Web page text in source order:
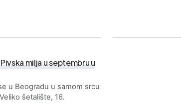
milja u septembru u
u Beogradu u samom srcu
šetalište, 16.